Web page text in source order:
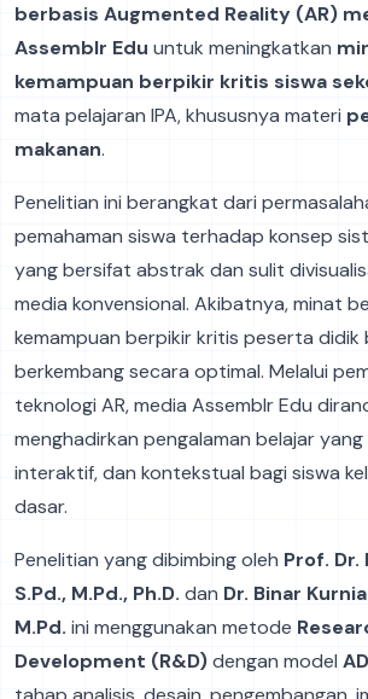
berbasis Augmented Reality (AR)
Assemblr Edu untuk meningkatkan
kemampuan berpikir kritis siswa
mata pelajaran IPA, khususnya materi
makanan.
Penelitian ini berangkat dari
pemahaman siswa terhadap konsep
yang bersifat abstrak dan sulit
media konvensional. Akibatnya, minat
kemampuan berpikir kritis peserta didik
berkembang secara optimal. Melalui
teknologi AR, media Assemblr Edu
menghadirkan pengalaman belajar
interaktif, dan kontekstual bagi siswa
dasar.
Penelitian yang dibimbing oleh Prof.
S.Pd., M.Pd., Ph.D. dan Dr. Binar
M.Pd. ini menggunakan metode
Development (R&D)dengan model